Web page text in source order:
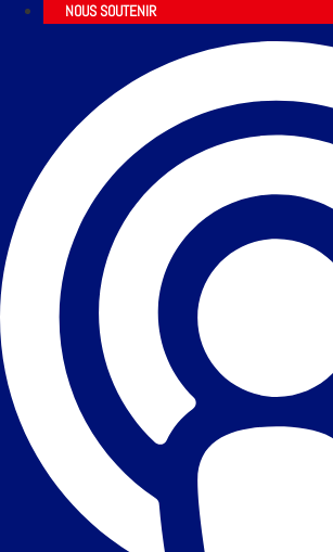
NOUS SOUTENIR